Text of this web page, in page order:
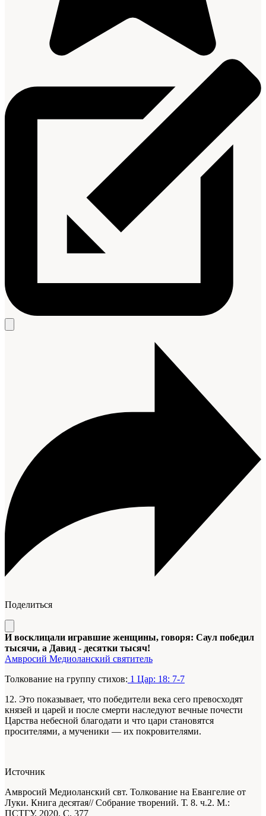
Поделиться
И восклицали игравшие женщины, говоря: Саул победил
тысячи, а Давид - десятки тысяч!
Амвросий Медиоланский святитель
Толкование на группу стихов: 1 Цар: 18: 7-7
12. Это показывает, что победители века сего превосходят
князей и царей и после смерти наследуют вечные почести
Царства небесной благодати и что цари становятся
просителями, а мученики — их покровителями.
Источник
Амвросий Медиоланский свт. Толкование на Евангелие от
Луки. Книга десятая// Собрание творений. Т. 8. ч.2. М.:
ПСТГУ, 2020. С. 377